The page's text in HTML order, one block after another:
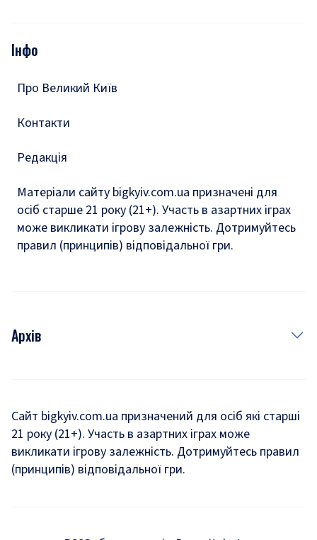
Подкасти
Тести
Інфо
Про Великий Київ
Контакти
Редакція
Матеріали сайту bigkyiv.com.ua призначені для
осіб старше 21 року (21+). Участь в азартних іграх
може викликати ігрову залежність. Дотримуйтесь
правил (принципів) відповідальної гри.
Архів
Комуналка
Хроніки війни
Сайт bigkyiv.com.ua призначений для осіб які старші
21 року (21+). Участь в азартних іграх може
викликати ігрову залежність. Дотримуйтесь правил
(принципів) відповідальної гри.